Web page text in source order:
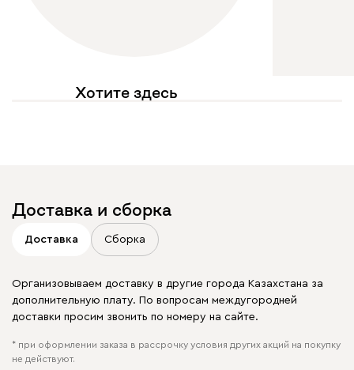
Хотите здесь
Доставка и сборка
Доставка Сборка
Организовываем доставку в другие города Казахстана за
дополнительную плату. По вопросам междугородней
доставки просим звонить по номеру на сайте.
* при оформлении заказа в рассрочку условия других акций на покупку
не действуют.